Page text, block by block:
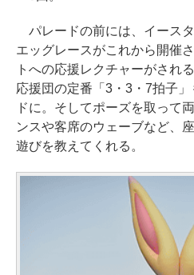
パレードの前には、イース
エッグレースがこれから開催
トへの応援レクチャーがされ
応援団の定番「3・3・7拍子
ドに。そしてポーズを取って
ンスや客席のウェーブなど、
遊びを教えてくれる。